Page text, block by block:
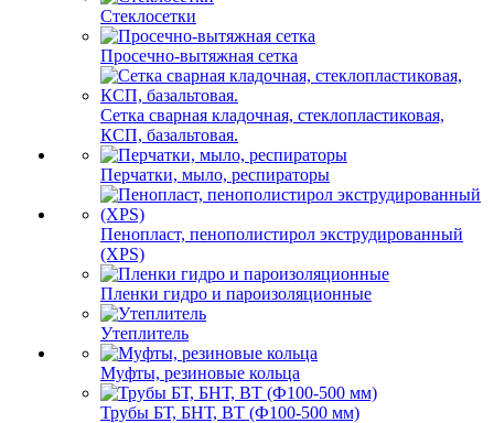
Стеклосетки
Просечно-вытяжная сетка
Сетка сварная кладочная, стеклопластиковая,
КСП, базальтовая.
Перчатки, мыло, респираторы
Пенопласт, пенополистирол экструдированный
(XPS)
Пленки гидро и пароизоляционные
Утеплитель
Муфты, резиновые кольца
Трубы БТ, БНТ, ВТ (Ф100-500 мм)